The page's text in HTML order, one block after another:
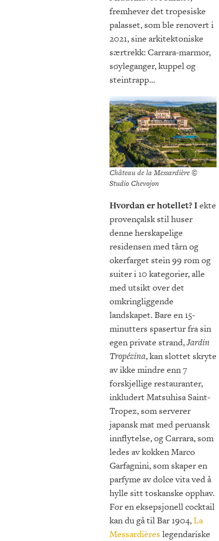
fremhever det tropesiske
palasset, som ble renovert i
2021, sine arkitektoniske
særtrekk: Carrara-marmor,
søyleganger, kuppel og
steintrapp...
Château de la Messardière ©
Studio Chevojon
Hvordan er hotellet? Iekte
provençalsk stil huser
denne herskapelige
residensen med tårn og
okerfarget stein 99 rom og
suiter i 10 kategorier, alle
med utsikt over det
omkringliggende
landskapet. Bare en 15-
minutters spasertur fra sin
egen private strand,Jardin
Tropézina, kan slottet skryte
av ikke mindre enn 7
forskjellige restauranter,
inkludert Matsuhisa Saint-
Tropez, som serverer
japansk mat med peruansk
innflytelse, og Carrara, som
ledes av kokken Marco
Garfagnini, som skaper en
parfyme av dolce vita ved å
hylle sitt toskanske opphav.
For en eksepsjonell cocktail
kan du gå til Bar 1904,La
Messardières legendariske